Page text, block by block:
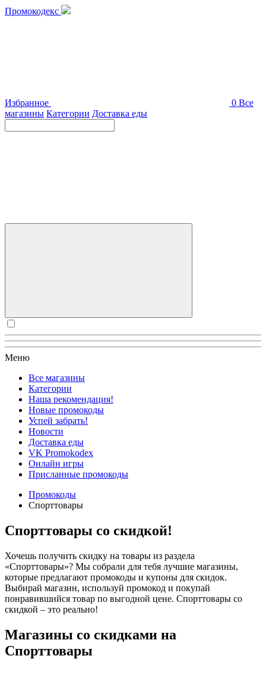
Промокодекс
Избранное 0 Все
магазины Категории Доставка еды
Меню
Все магазины
Категории
Наша рекомендация!
Новые промокоды
Успей забрать!
Новости
Доставка еды
VK Promokodex
Онлайн игры
Присланные промокоды
Промокоды
Спорттовары
Спорттовары со скидкой!
Хочешь получить скидку на товары из раздела
«Спорттовары»? Мы собрали для тебя лучшие магазины,
которые предлагают промокоды и купоны для скидок.
Выбирай магазин, используй промокод и покупай
понравившийся товар по выгодной цене. Спорттовары со
скидкой – это реально!
Магазины со скидками на
Спорттовары